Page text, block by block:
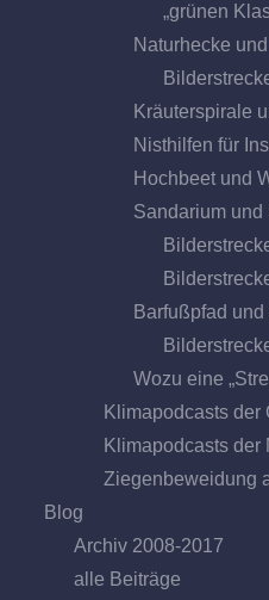
„grünen
Naturhecke
Kräuterspirale
Nisthilfen für
Hochbeet und
Sandarium und
Barfußpfad
Wozu eine
Klimapodcasts der
Klimapodcasts der
Ziegenbeweidung
Blog
Archiv 2008-2017
alle Beiträge